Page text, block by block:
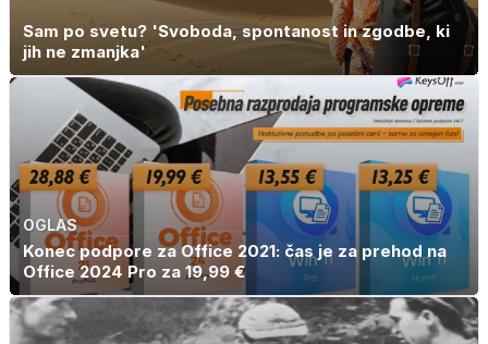
Sam po svetu? 'Svoboda, spontanost in zgodbe, ki
jih ne zmanjka'
OGLAS
Konec podpore za Office 2021: čas je za prehod na
Office 2024 Pro za 19,99 €